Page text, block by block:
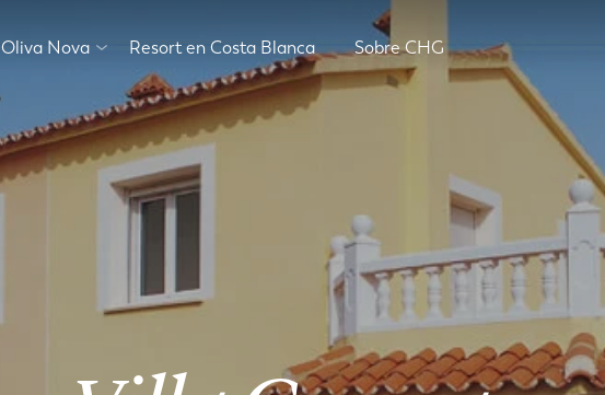
Oliva Nova Resort en Costa Blanca Sobre CHG